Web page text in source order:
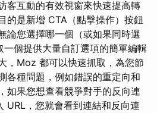
客互動的有效視窗來快速提高轉
的是新增 CTA（點擊操作）按鈕
論您選擇哪一個（或如果同時選
個提供大量自訂選項的簡單編輯
，Moz 都可以快速抓取，為您節
各種問題，例如錯誤的重定向和
如果您想查看競爭對手的反向連
URL，您就會看到連結和反向連